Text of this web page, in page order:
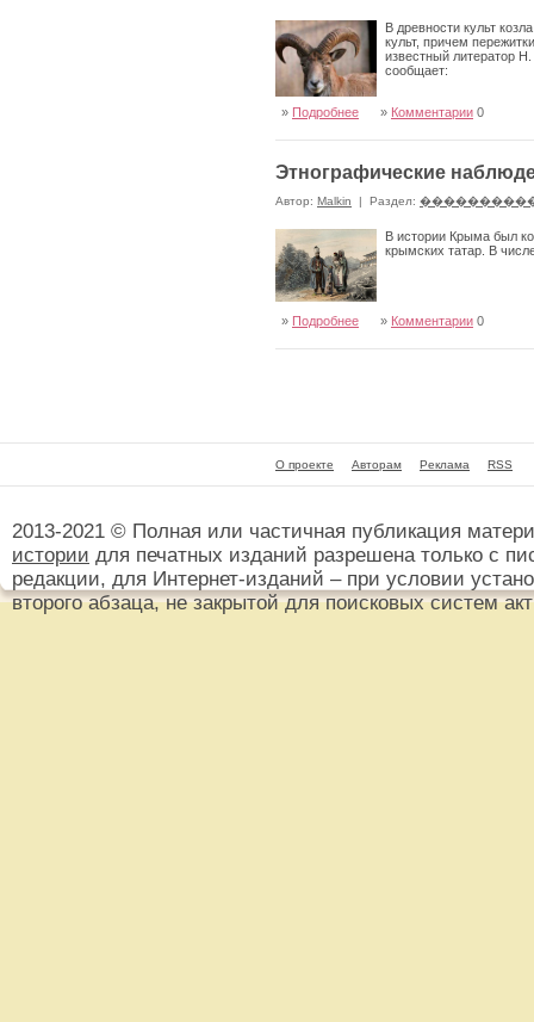
В древности культ
культ, причем
известный лите­ратор
сообщает:
» Подробнее » Комментарии 0
Этнографические
Автор: Malkin | Раздел:
В истории Крыма был
крымских татар. В
» Подробнее » Комментарии 0
О проекте Авторам Реклама RSS
2013-2021 © Полная или частичная публикация
истории для печатных изданий разрешена только с
редакции, для Интернет-изданий – при условии
второго абзаца, не закрытой для поисковых систем